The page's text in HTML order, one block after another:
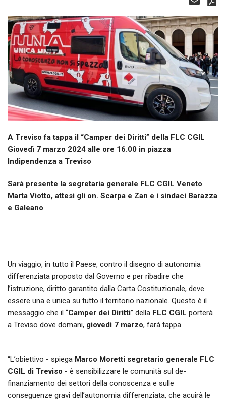
A Treviso fa tappa il “Camper dei Diritti” della FLC CGIL
Giovedì 7 marzo 2024 alle ore 16.00 in piazza
Indipendenza a Treviso
Sarà presente la segretaria generale FLC CGIL Veneto
Marta Viotto, attesi gli on. Scarpa e Zan e i sindaci Barazza
e Galeano
Un viaggio, in tutto il Paese, contro il disegno di autonomia
differenziata proposto dal Governo e per ribadire che
l’istruzione, diritto garantito dalla Carta Costituzionale, deve
essere una e unica su tutto il territorio nazionale. Questo è il
messaggio che il “Camper dei Diritti” della FLC CGIL porterà
a Treviso dove domani, giovedì 7 marzo, farà tappa.
“L’obiettivo - spiega Marco Moretti segretario generale FLC
CGIL di Treviso - è sensibilizzare le comunità sul de-
finanziamento dei settori della conoscenza e sulle
conseguenze gravi dell’autonomia differenziata, che acuirà le